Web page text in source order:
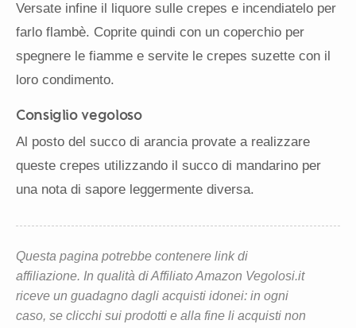
Versate infine il liquore sulle crepes e incendiatelo per
farlo flambè. Coprite quindi con un coperchio per
spegnere le fiamme e servite le crepes suzette con il
loro condimento.
Consiglio vegoloso
Al posto del succo di arancia provate a realizzare
queste crepes utilizzando il succo di mandarino per
una nota di sapore leggermente diversa.
Questa pagina potrebbe contenere link di
affiliazione. In qualità di Affiliato Amazon Vegolosi.it
riceve un guadagno dagli acquisti idonei: in ogni
caso, se clicchi sui prodotti e alla fine li acquisti non